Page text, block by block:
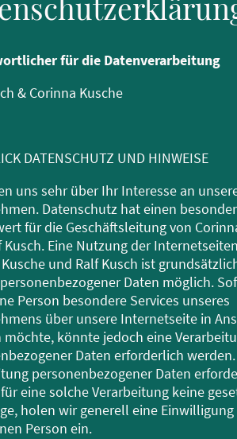
für die Datenverarbeitung
& Corinna Kusche
DATENSCHUTZ UND HINWEISE
uns sehr über Ihr Interesse an
Datenschutz hat einen
für die Geschäftsleitung von
Kusch. Eine Nutzung der
und Ralf Kusch ist
Daten möglich.
Person besondere Services unseres
über unsere Internetseite in
möchte, könnte jedoch eine
Daten erforderlich
personenbezogener Daten
eine solche Verarbeitung keine
holen wir generell eine Einwilligung
Person ein.